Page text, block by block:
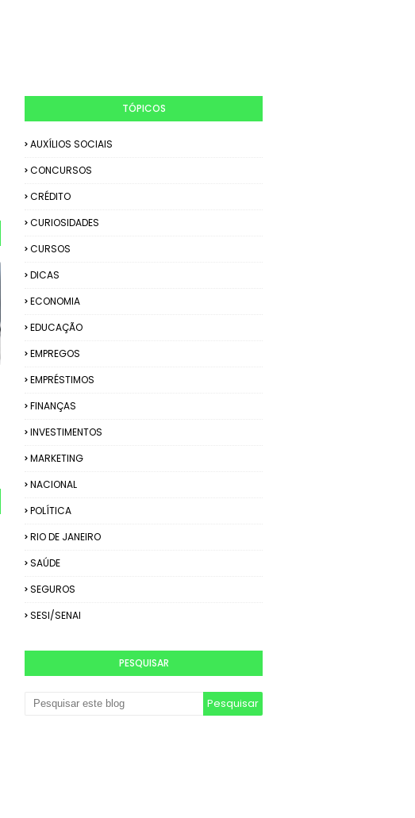
TÓPICOS
AUXÍLIOS SOCIAIS
CONCURSOS
CRÉDITO
CURIOSIDADES
CURSOS
DICAS
ECONOMIA
EDUCAÇÃO
EMPREGOS
EMPRÉSTIMOS
FINANÇAS
INVESTIMENTOS
MARKETING
NACIONAL
POLÍTICA
RIO DE JANEIRO
SAÚDE
SEGUROS
SESI/SENAI
PESQUISAR